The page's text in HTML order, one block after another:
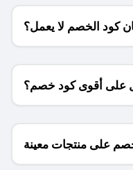
كود الخصم لا يعمل؟
أقوى كود خصم؟
على منتجات معينة
فقط؟